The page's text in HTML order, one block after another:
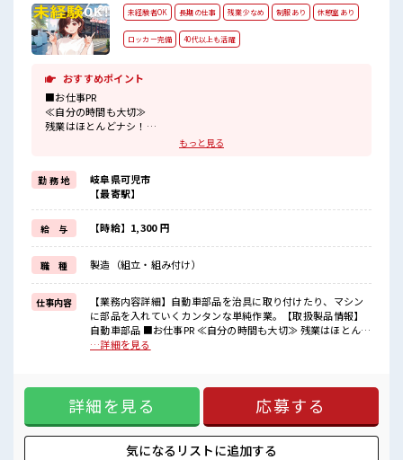
未経験者OK 長期の仕事 残業少なめ 制服あり 休憩室あり
ロッカー完備 40代以上も活躍
おすすめポイント
■お仕事PR
≪自分の時間も大切≫
残業はほとんどナシ！
場合によってはお願いすることもあります♪
制服があるので、
毎日の服装の悩み解消♪
≪未経験でも活躍できる≫
新しいことにチャレンジするのは不安だけど、
しっかり働く環境が整っています！
イチからスキルUP・ステップUP目指していきましょう！
≪収入アップを目指せる≫
高時給だらけの派遣のお仕事です！
■職場の雰囲気
休憩室完備でランチや休憩も充実しそう♪
持ち物が多いあなたにもぴったり☆
ロッカー付き職場♪
もっと見る
勤 務 地
岐阜県可児市
【最寄駅】
給 与 【時給】1,300 円
職 種 製造（組立・組み付け）
仕事内容
【業務内容詳細】自動車部品を治具に取り付けたり、マシン
に部品を入れていくカンタンな単純作業。【取扱製品情報】
自動車部品 ■お仕事PR ≪自分の時間も大切≫ 残業はほとんど
ナシ！ 場合によってはお願いすることもあります♪ ≪ラクラ
だけど、 しっかり働く環境が整っています！ イチからスキル
UP・ステップUP目指していきましょう！ ≪収入アップを目
指せる≫ 高時給だらけの派遣のお仕事です！ ■職場の雰囲気
休憩室完備でランチや休憩も充実しそう♪ 持ち物が多いあな
たにもぴったり☆ ロッカー付き職場♪ 残業はほとんどありま
…詳細を見る
詳細を見る 応募する
気になるリストに追加する